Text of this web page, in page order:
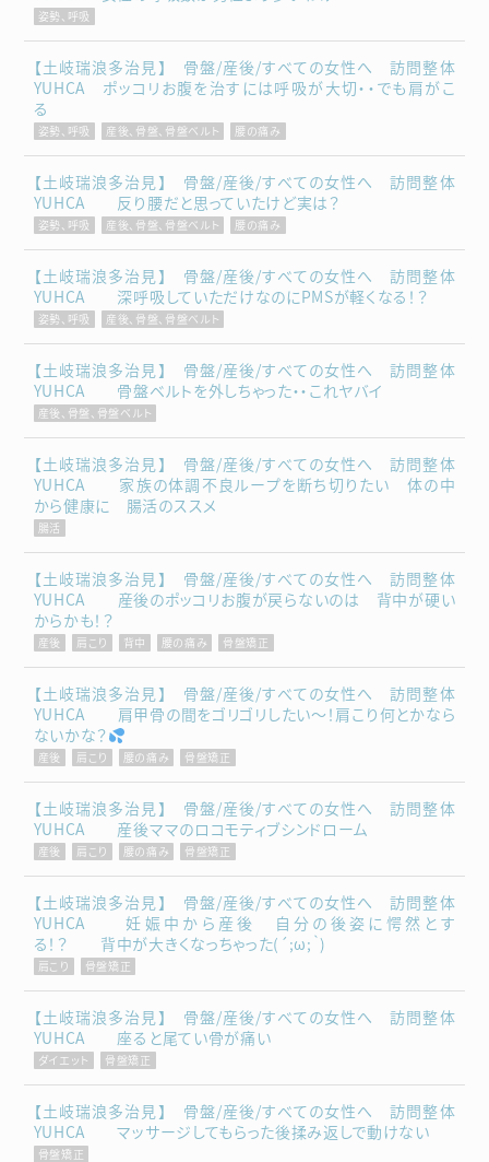
姿勢、呼吸
【土岐瑞浪多治見】 骨盤/産後/すべての女性へ 訪問整体
YUHCA ポッコリお腹を治すには呼吸が大切・・でも肩がこ
る
姿勢、呼吸 産後、骨盤、骨盤ベルト 腰の痛み
【土岐瑞浪多治見】 骨盤/産後/すべての女性へ 訪問整体
YUHCA 反り腰だと思っていたけど実は？
姿勢、呼吸 産後、骨盤、骨盤ベルト 腰の痛み
【土岐瑞浪多治見】 骨盤/産後/すべての女性へ 訪問整体
YUHCA 深呼吸していただけなのにPMSが軽くなる！？
姿勢、呼吸 産後、骨盤、骨盤ベルト
【土岐瑞浪多治見】 骨盤/産後/すべての女性へ 訪問整体
YUHCA 骨盤ベルトを外しちゃった・・これヤバイ
産後、骨盤、骨盤ベルト
【土岐瑞浪多治見】 骨盤/産後/すべての女性へ 訪問整体
YUHCA 家族の体調不良ループを断ち切りたい 体の中
から健康に 腸活のススメ
腸活
【土岐瑞浪多治見】 骨盤/産後/すべての女性へ 訪問整体
YUHCA 産後のポッコリお腹が戻らないのは 背中が硬い
からかも！？
産後 肩こり 背中 腰の痛み 骨盤矯正
【土岐瑞浪多治見】 骨盤/産後/すべての女性へ 訪問整体
YUHCA 肩甲骨の間をゴリゴリしたい～！肩こり何とかなら
ないかな？
産後 肩こり 腰の痛み 骨盤矯正
【土岐瑞浪多治見】 骨盤/産後/すべての女性へ 訪問整体
YUHCA 産後ママのロコモティブシンドローム
産後 肩こり 腰の痛み 骨盤矯正
【土岐瑞浪多治見】 骨盤/産後/すべての女性へ 訪問整体
YUHCA 妊娠中から産後 自分の後姿に愕然とす
る！？ 背中が大きくなっちゃった(´;ω;｀)
肩こり 骨盤矯正
【土岐瑞浪多治見】 骨盤/産後/すべての女性へ 訪問整体
YUHCA 座ると尾てい骨が痛い
ダイエット 骨盤矯正
【土岐瑞浪多治見】 骨盤/産後/すべての女性へ 訪問整体
YUHCA マッサージしてもらった後揉み返しで動けない
骨盤矯正